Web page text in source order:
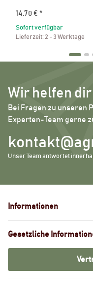
14,70 € *
Sofort verfügbar
Lieferzeit: 2 - 3 Werktage
Wir helfen
Bei Fragen zu unseren
Experten-Team gerne
Unser Team antwortet
Informationen
Gesetzliche